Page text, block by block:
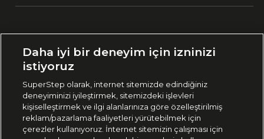
🇹🇷 Türkiye
444 37 36
Daha iyi bir deneyim için izninizi
istiyoruz
SuperStep olarak, internet sitemizde edindiğiniz
deneyiminizi iyileştirmek, sitemizdeki işlevleri
kişiselleştirmek ve ilgi alanlarınıza göre özelleştirilmiş
reklam/pazarlama faaliyetleri yürütebilmek için
çerezler kullanıyoruz. İnternet sitemizin çalışması için